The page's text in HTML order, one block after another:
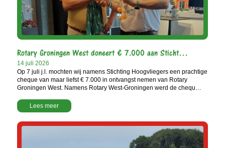
Rotary Groningen West doneert € 7.000 aan Sticht…
14 juli 2026
Op 7 juli j.l. mochten wij namens Stichting Hoogvliegers een prachtige
cheque van maar liefst € 7.000 in ontvangst nemen van Rotary
Groningen West. Namens Rotary West-Groningen werd de chequ…
Lees meer